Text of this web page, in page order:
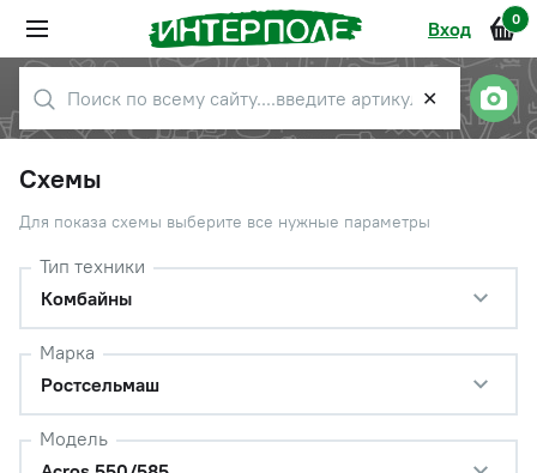
Вход 0
✕
Схемы
Для показа схемы выберите все нужные параметры
Тип техники
Комбайны
Марка
Ростсельмаш
Модель